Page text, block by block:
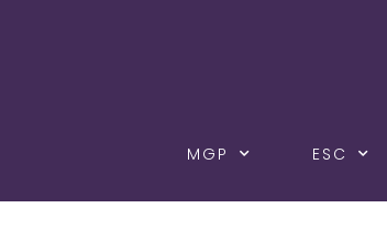
MGP ESC